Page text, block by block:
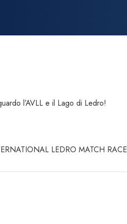
l’AVLL e il Lago di Ledro!
LEDRO MATCH RACE